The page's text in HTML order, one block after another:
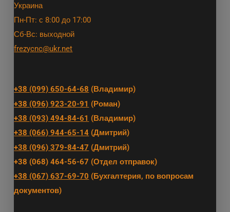
Украина
Пн-Пт: с 8:00 до 17:00
Сб-Вс: выходной
frezycnc@ukr.net
+38 (099) 650-64-68 (Владимир)
+38 (096) 923-20-91 (Роман)
+38 (093) 494-84-61 (Владимир)
+38 (066) 944-65-14 (Дмитрий)
+38 (096) 379-84-47 (Дмитрий)
+38 (068) 464-56-67 (Отдел отправок)
+38 (067) 637-69-70 (Бухгалтерия, по вопросам
документов)